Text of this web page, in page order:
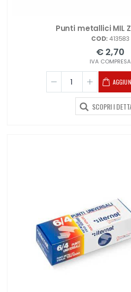
Punti metallici MIL
COD: 413583
€ 2,70
IVA COMPRESA
SCOPRI I